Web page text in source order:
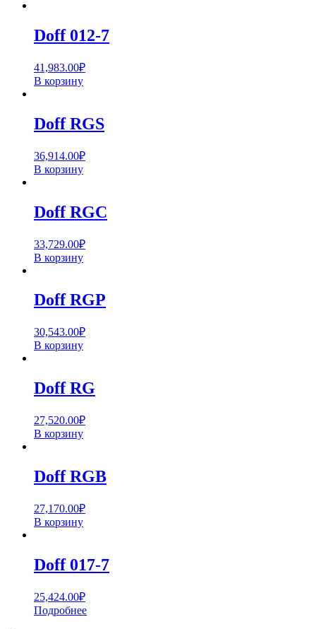
Doff 012-7
41,983.00₽
В корзину
Doff RGS
36,914.00₽
В корзину
Doff RGC
33,729.00₽
В корзину
Doff RGP
30,543.00₽
В корзину
Doff RG
27,520.00₽
В корзину
Doff RGB
27,170.00₽
В корзину
Doff 017-7
25,424.00₽
Подробнее